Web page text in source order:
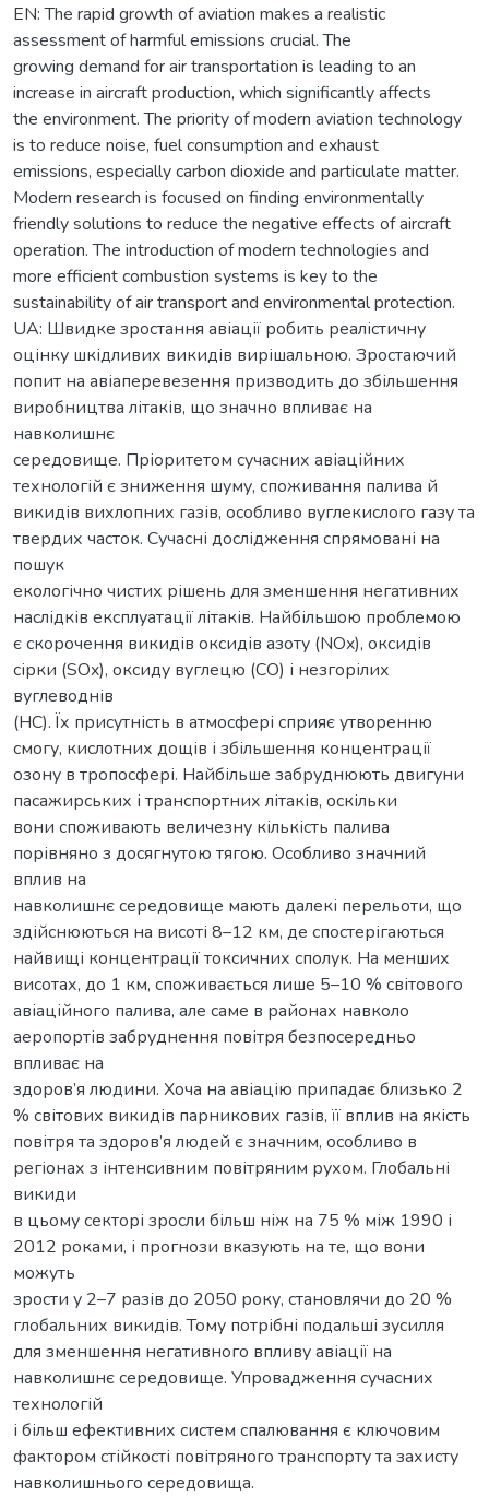
EN: The rapid growth of aviation makes a realistic
assessment of harmful emissions crucial. The
growing demand for air transportation is leading to an
increase in aircraft production, which significantly affects
the environment. The priority of modern aviation technology
is to reduce noise, fuel consumption and exhaust
emissions, especially carbon dioxide and particulate matter.
Modern research is focused on finding environmentally
friendly solutions to reduce the negative effects of aircraft
operation. The introduction of modern technologies and
more efficient combustion systems is key to the
sustainability of air transport and environmental protection.
UA: Швидке зростання авіації робить реалістичну
оцінку шкідливих викидів вирішальною. Зростаючий
попит на авіаперевезення призводить до збільшення
виробництва літаків, що значно впливає на
навколишнє
середовище. Пріоритетом сучасних авіаційних
технологій є зниження шуму, споживання палива й
викидів вихлопних газів, особливо вуглекислого газу та
твердих часток. Сучасні дослідження спрямовані на
пошук
екологічно чистих рішень для зменшення негативних
наслідків експлуатації літаків. Найбільшою проблемою
є скорочення викидів оксидів азоту (NOx), оксидів
сірки (SOx), оксиду вуглецю (CO) і незгорілих
вуглеводнів
(HC). Їх присутність в атмосфері сприяє утворенню
смогу, кислотних дощів і збільшення концентрації
озону в тропосфері. Найбільше забруднюють двигуни
пасажирських і транспортних літаків, оскільки
вони споживають величезну кількість палива
порівняно з досягнутою тягою. Особливо значний
вплив на
навколишнє середовище мають далекі перельоти, що
здійснюються на висоті 8–12 км, де спостерігаються
найвищі концентрації токсичних сполук. На менших
висотах, до 1 км, споживається лише 5–10 % світового
авіаційного палива, але саме в районах навколо
аеропортів забруднення повітря безпосередньо
впливає на
здоров’я людини. Хоча на авіацію припадає близько 2
% світових викидів парникових газів, її вплив на якість
повітря та здоров’я людей є значним, особливо в
регіонах з інтенсивним повітряним рухом. Глобальні
викиди
в цьому секторі зросли більш ніж на 75 % між 1990 і
2012 роками, і прогнози вказують на те, що вони
можуть
зрости у 2–7 разів до 2050 року, становлячи до 20 %
глобальних викидів. Тому потрібні подальші зусилля
для зменшення негативного впливу авіації на
навколишнє середовище. Упровадження сучасних
технологій
і більш ефективних систем спалювання є ключовим
фактором стійкості повітряного транспорту та захисту
навколишнього середовища.